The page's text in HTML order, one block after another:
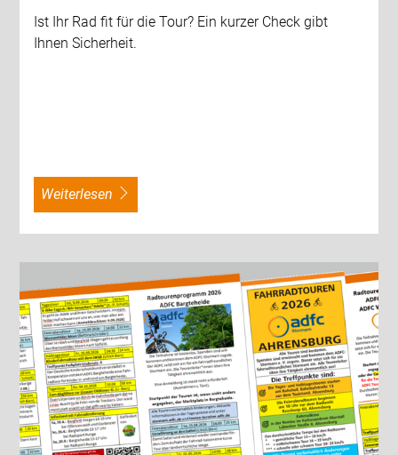
Ist Ihr Rad fit für die Tour? Ein kurzer Check gibt
Ihnen Sicherheit.
weiterlesen